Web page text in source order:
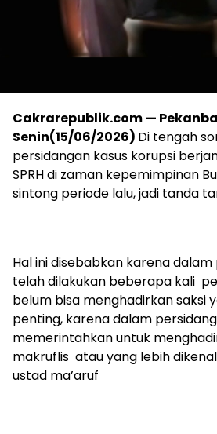
Cakrarepublik.com —
Senin(15/06/2026) Di tengah
persidangan kasus korupsi
SPRH di zaman kepemimpinan
sintong periode lalu, jadi tanda
Hal ini disebabkan karena
telah dilakukan beberapa kali
belum bisa menghadirkan saksi
penting, karena dalam
memerintahkan untuk
makruflis atau yang lebih
ustad ma’aruf